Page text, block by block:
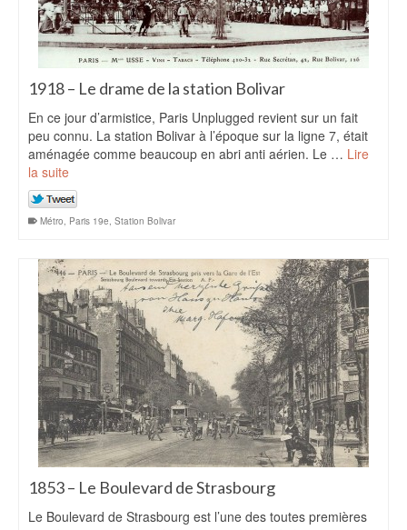
1918 – Le drame de la station Bolivar
En ce jour d’armistice, Paris Unplugged revient sur un fait
peu connu. La station Bolivar à l’époque sur la ligne 7, était
aménagée comme beaucoup en abri anti aérien. Le … Lire
la suite
Métro, Paris 19e, Station Bolivar
1853 – Le Boulevard de Strasbourg
Le Boulevard de Strasbourg est l’une des toutes premières